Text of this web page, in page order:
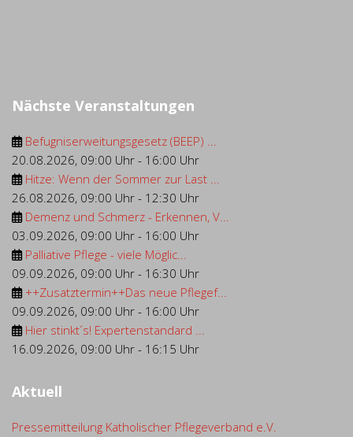
Nächste Veranstaltungen
Befugniserweitungsgesetz (BEEP) ...
20.08.2026, 09:00 Uhr - 16:00 Uhr
Hitze: Wenn der Sommer zur Last ...
26.08.2026, 09:00 Uhr - 12:30 Uhr
Demenz und Schmerz - Erkennen, V...
03.09.2026, 09:00 Uhr - 16:00 Uhr
Palliative Pflege - viele Möglic...
09.09.2026, 09:00 Uhr - 16:30 Uhr
++Zusatztermin++Das neue Pflegef...
09.09.2026, 09:00 Uhr - 16:00 Uhr
Hier stinkt´s! Expertenstandard ...
16.09.2026, 09:00 Uhr - 16:15 Uhr
Aktuell
Pressemitteilung Katholischer Pflegeverband e.V.